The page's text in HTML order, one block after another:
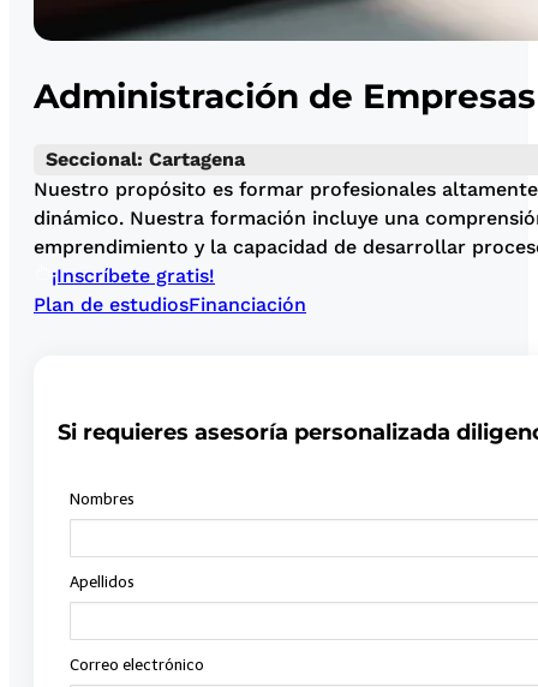
Administración de Empresas
Seccional: Cartagena
Nuestro propósito es formar profesionales
dinámico. Nuestra formación incluye una
emprendimiento y la capacidad de desarrollar
¡Inscríbete gratis!
Plan de estudiosFinanciación
Si requieres asesoría personalizada